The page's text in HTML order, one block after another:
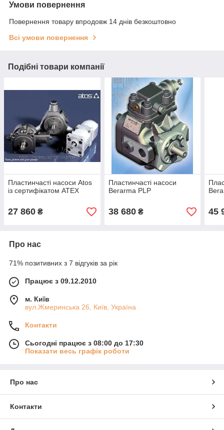
Умови повернення
Повернення товару впродовж 14 днів безкоштовно
Всі умови повернення
Подібні товари компанії
Пластинчасті насоси Atos
із сертифікатом ATEX
27 860 ₴
Пластинчасті насоси
Berarma PLP
38 680₴ 45
Про нас
71% позитивних з 7 відгуків за рік
Працює з 09.12.2010
м. Київ
вул.Жмеринська 26, Київ, Україна
Контакти
Сьогодні працює з 08:00 до 17:30
Показати весь графік роботи
Про нас
Контакти